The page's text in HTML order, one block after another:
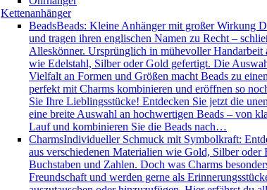
Kettenanhänger
BeadsBeads: Kleine Anhänger mit großer Wirkung
und tragen ihren englischen Namen zu Recht –
Alleskönner. Ursprünglich in mühevoller Handarbeit
wie Edelstahl, Silber oder Gold gefertigt. Die
Vielfalt an Formen und Größen macht Beads zu
perfekt mit Charms kombinieren und eröffnen so
Sie Ihre Lieblingsstücke! Entdecken Sie jetzt die
eine breite Auswahl an hochwertigen Beads – von
Lauf und kombinieren Sie die Beads nach…
CharmsIndividueller Schmuck mit Symbolkraft:
aus verschiedenen Materialien wie Gold, Silber
Buchstaben und Zahlen. Doch was Charms
Freundschaft und werden gerne als